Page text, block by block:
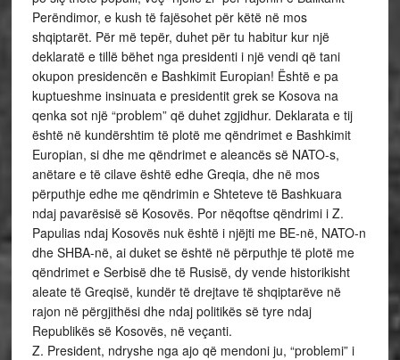
Perëndimor, e kush të fajësohet për këtë në mos
shqiptarët. Për më tepër, duhet për tu habitur kur një
deklaratë e tillë bëhet nga presidenti i një vendi që tani
okupon presidencën e Bashkimit Europian! Është e pa
kuptueshme insinuata e presidentit grek se Kosova na
qenka sot një “problem” që duhet zgjidhur. Deklarata e tij
është në kundërshtim të plotë me qëndrimet e Bashkimit
Europian, si dhe me qëndrimet e aleancës së NATO-s,
anëtare e të cilave është edhe Greqia, dhe në mos
përputhje edhe me qëndrimin e Shteteve të Bashkuara
ndaj pavarësisë së Kosovës. Por nëqoftse qëndrimi i Z.
Papulias ndaj Kosovës nuk është i njëjti me BE-në, NATO-n
dhe SHBA-në, ai duket se është në përputhje të plotë me
qëndrimet e Serbisë dhe të Rusisë, dy vende historikisht
aleate të Greqisë, kundër të drejtave të shqiptarëve në
rajon në përgjithësi dhe ndaj politikës së tyre ndaj
Republikës së Kosovës, në veçanti.
Z. President, ndryshe nga ajo që mendoni ju, “problemi” i